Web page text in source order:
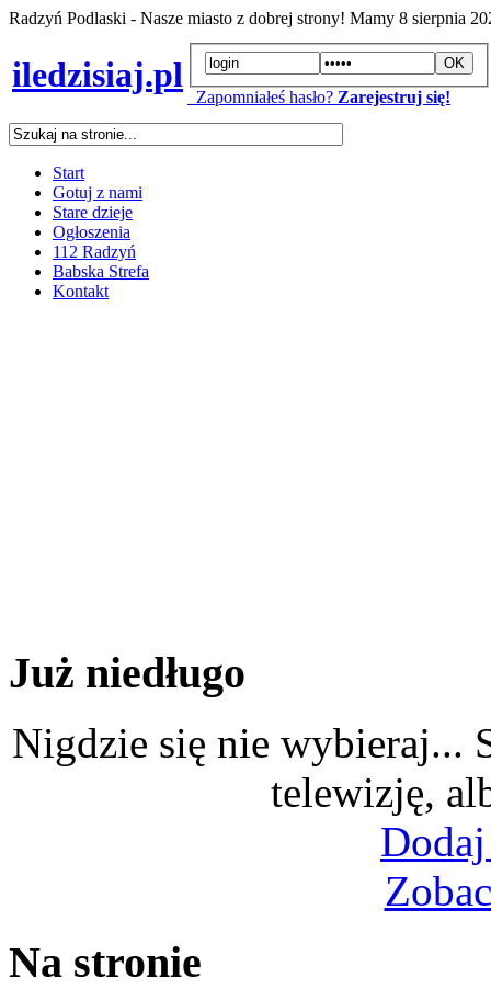
Radzyń Podlaski - Nasze miasto z dobrej strony! Mamy 8 sierpnia
iledzisiaj.pl
Zapomniałeś hasło? Zarejestruj się!
Start
Gotuj z nami
Stare dzieje
Ogłoszenia
112 Radzyń
Babska Strefa
Kontakt
Już niedługo
Nigdzie się nie wybieraj...
telewizję,
Na stronie